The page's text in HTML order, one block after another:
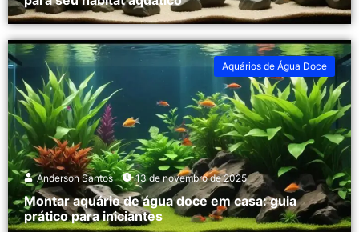
Anderson Santos 13 de novembro de 2025
Montar aquário de água doce em casa: guia
prático para iniciantes
Aquários de Água Doce